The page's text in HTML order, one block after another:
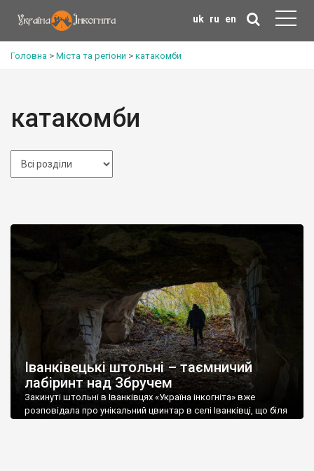
uk ru en
Головна > Міста та регіони > катакомби
катакомби
Іванківецькі штольні – таємничий
лабіринт над Збручем
Закинуті штольні в Іванківцях «Україна інкогніта» вже
розповідала про унікальний цвинтар в селі Іванківці, що біля